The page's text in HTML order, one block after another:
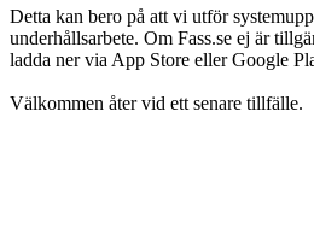
Detta kan bero på att vi utför
underhållsarbete. Om Fass.se ej är
ladda ner via App Store eller Google
Välkommen åter vid ett senare tillfälle.